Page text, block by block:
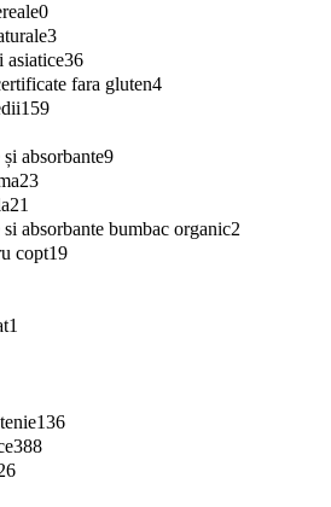
0
3
asiatice36
fara gluten4
159
absorbante9
23
21
si absorbante bumbac organic2
copt19
1
136
388